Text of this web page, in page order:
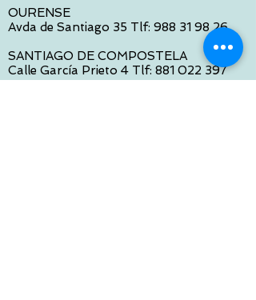
OURENSE
Avda de Santiago 35 Tlf: 988 31 98 26
SANTIAGO DE COMPOSTELA
Calle García Prieto 4 Tlf: 881 022 397